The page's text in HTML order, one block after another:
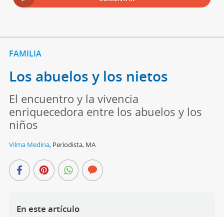
FAMILIA
Los abuelos y los nietos
El encuentro y la vivencia
enriquecedora entre los abuelos y los
niños
Vilma Medina, Periodista, MA
En este artículo